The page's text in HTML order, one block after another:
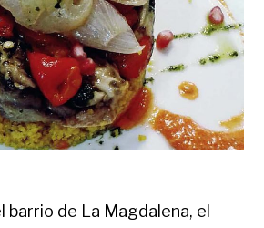
barrio de La Magdalena, el